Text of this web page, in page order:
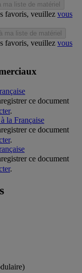
ma liste de matériel
favoris, veuillez vous
ma liste de matériel
favoris, veuillez vous
ce document
.
la Française
ce document
.
ce document
.